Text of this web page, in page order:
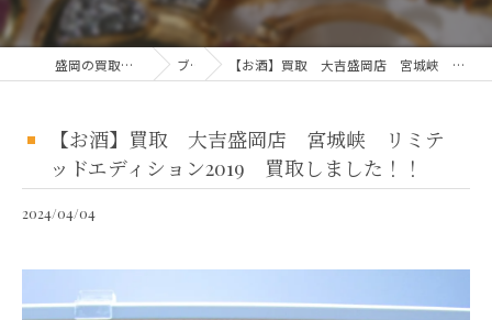
盛岡の買取なら買取大吉 盛岡店 ブログ 【お酒】買取 大吉盛岡店 宮城峡 リミテッドエディション2019 買取しました！！
【お酒】買取 大吉盛岡店 宮城峡 リミテ
ッドエディション2019 買取しました！！
2024/04/04